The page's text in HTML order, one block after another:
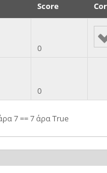
Score
0
0
7 == 7 άρα True